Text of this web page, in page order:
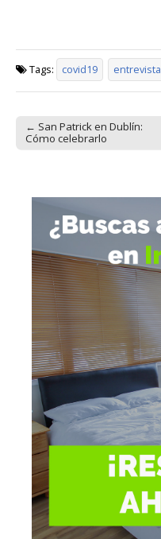
Tags: covid19 entrevista
Post navigation
← San Patrick en Dublín:
Cómo celebrarlo